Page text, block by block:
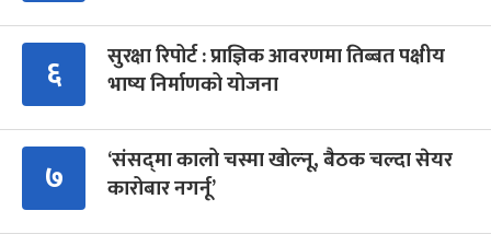
६
सुरक्षा रिपोर्ट : प्राज्ञिक आवरणमा तिब्बत पक्षीय
भाष्य निर्माणको योजना
७
‘संसद्‍मा कालो चस्मा खोल्नू, बैठक चल्दा सेयर
कारोबार नगर्नू’